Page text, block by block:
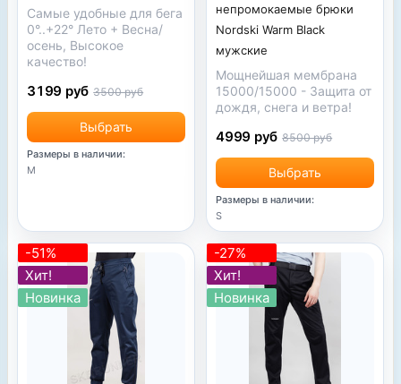
Самые удобные для бега
0°..+22° Лето + Весна/
осень, Высокое
качество!
Выбрать
3199 руб 3500 руб
Размеры в наличии:
M
непромокаемые брюки
Nordski Warm Black
мужские
Мощнейшая мембрана
15000/15000 - Защита от
дождя, снега и ветра!
Выбрать
4999 руб 8500 руб
Размеры в наличии:
S
-51%
Хит!
Новинка
-27%
Хит!
Новинка